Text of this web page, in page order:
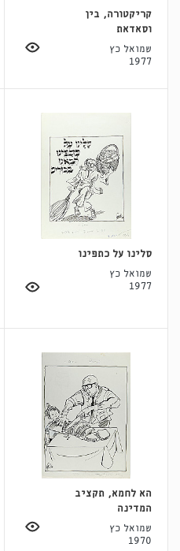
קריקטורה, בין
וסאדאת
שמואל כץ
1977
סלינו על כתפינו
שמואל כץ
1977
הא לחמא, תקציב
המדינה
שמואל כץ
1970